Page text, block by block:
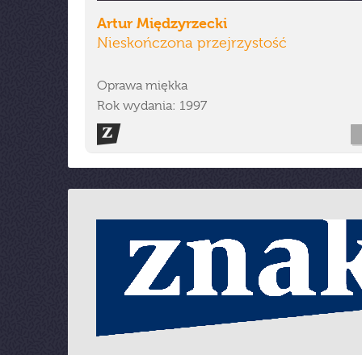
Artur Międzyrzecki
Nieskończona przejrzystość
Oprawa miękka
Rok wydania: 1997